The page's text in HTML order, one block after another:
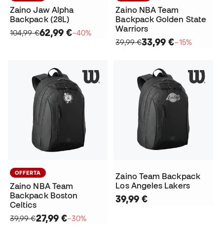
Zaino Jaw Alpha
Backpack (28L)
104,99 €62,99 €−40%
Zaino NBA Team
Backpack Golden State
Warriors
39,99 €33,99 €−15%
OFFERTA
Zaino NBA Team
Backpack Boston
Celtics
39,99 €27,99 €−30%
Zaino Team Backpack
Los Angeles Lakers
39,99 €